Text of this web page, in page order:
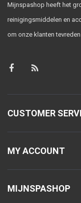
Mijnspashop heeft het
reinigingsmiddelen en
om onze klanten
CUSTOMER
MY ACCOUNT
MIJNSPASHOP